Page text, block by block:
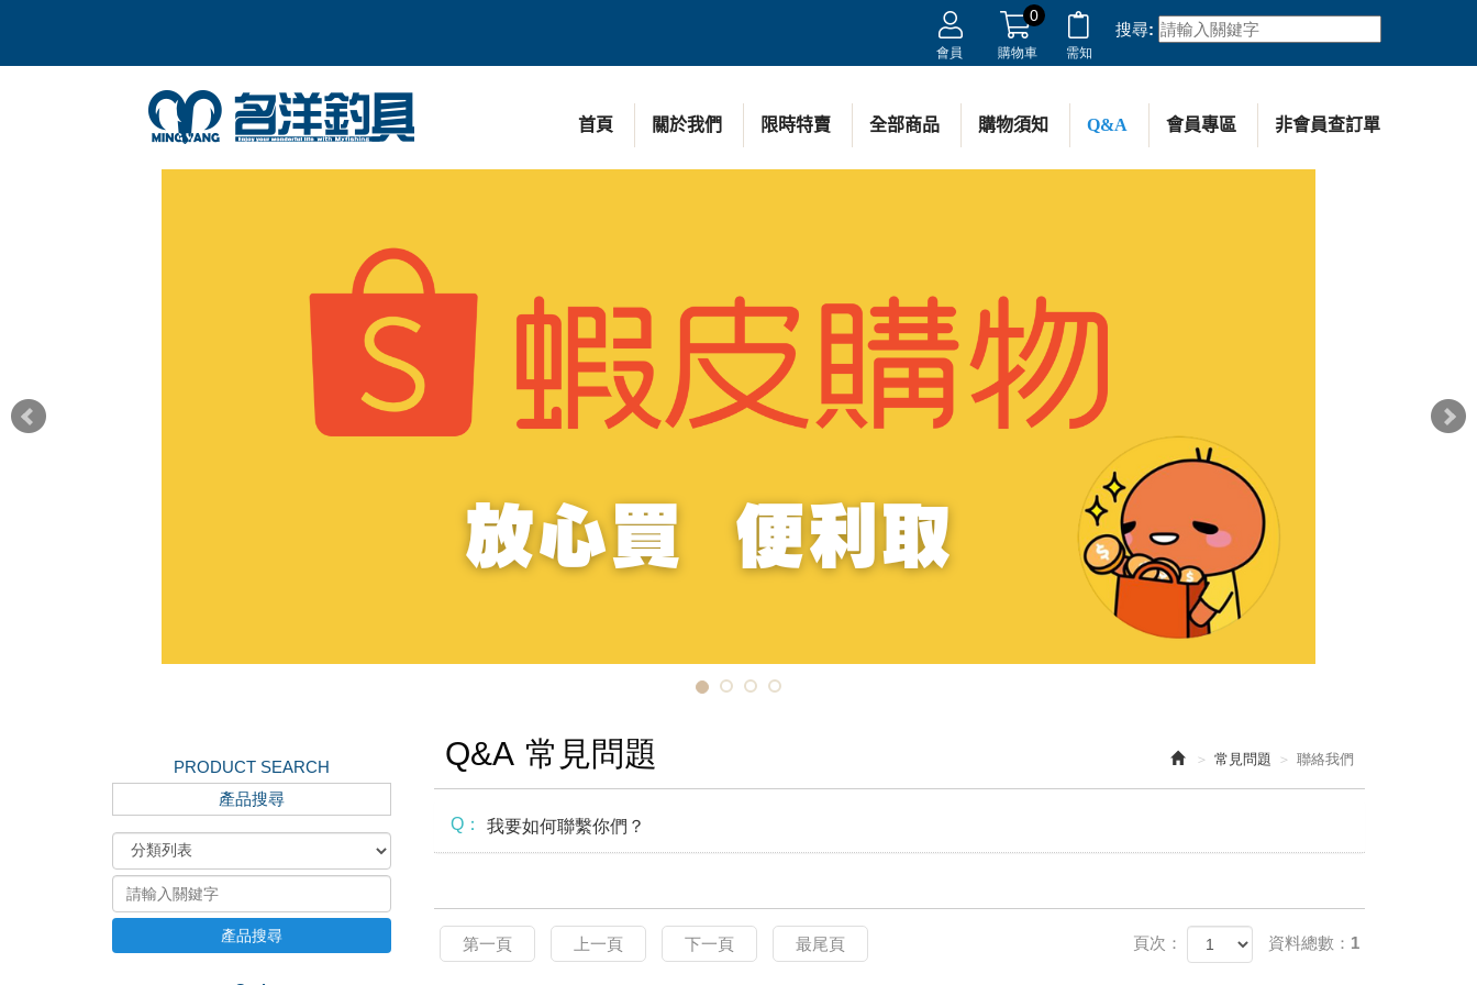
會員 購物車
0
需知
搜尋:
首頁 關於我們 限時特賣 全部商品 購物須知 Q&A 會員專區 非會員查訂單
PRODUCT SEARCH
產品搜尋
產品搜尋
常見問題 聯絡我們
Q&A 常見問題
Q： 我要如何聯繫你們？
第一頁 上一頁 下一頁 最尾頁 頁次： 資料總數：1